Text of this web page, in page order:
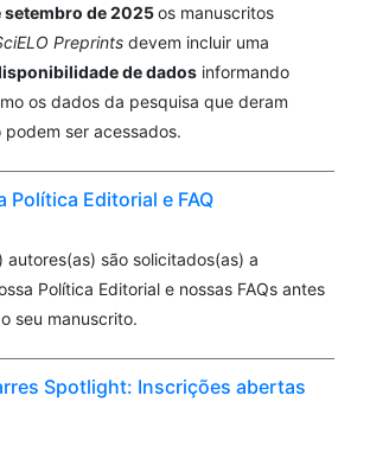
setembro de 2025os manuscritos
Preprints devem incluir uma
de dados informando
os dados da pesquisa que deram
ser acessados.
Política Editorial e FAQ
autores(as) são solicitados(as) a
Política Editorial e nossas FAQs antes
seu manuscrito.
Spotlight: Inscrições abertas